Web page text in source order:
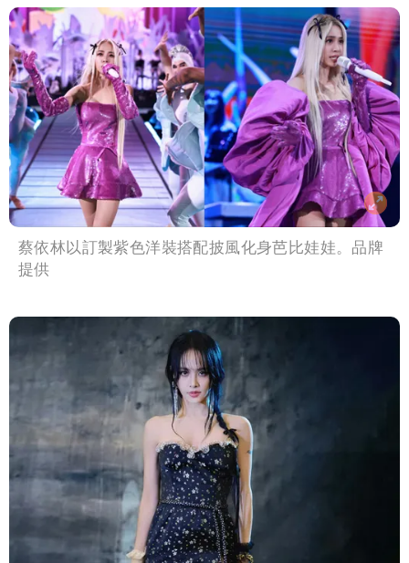
蔡依林以訂製紫色洋裝搭配披風化身芭比娃娃。品牌
提供